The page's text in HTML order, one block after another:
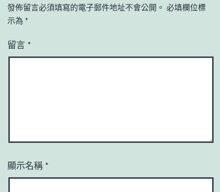
發佈留言必須填寫的電子郵件地址不會公開。 必填欄位標
示為 *
留言 *
顯示名稱 *